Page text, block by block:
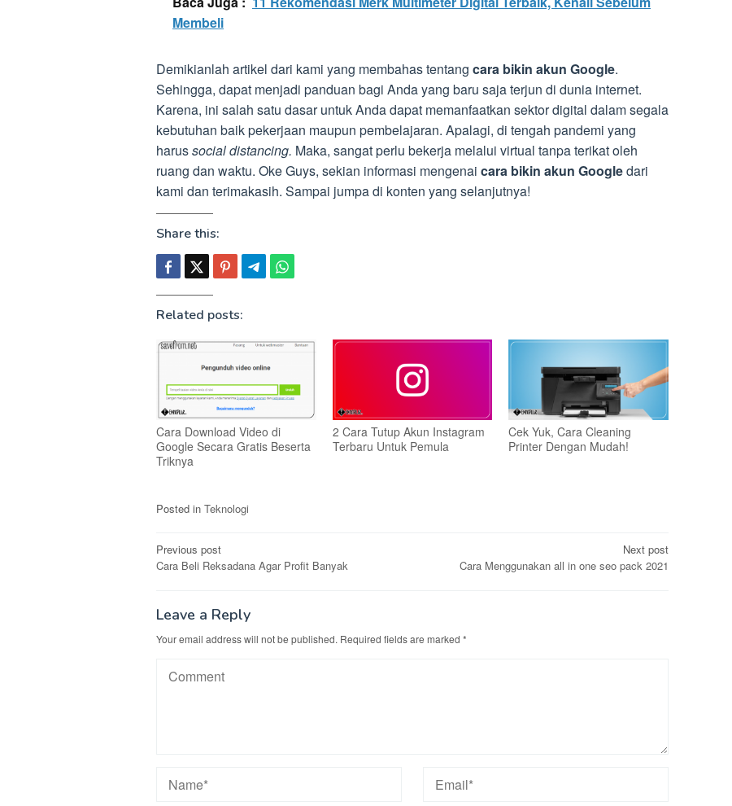
Membeli
Demikianlah artikel dari kami yang membahas tentang cara bikin akun Google.
Sehingga, dapat menjadi panduan bagi Anda yang baru saja terjun di dunia internet.
Karena, ini salah satu dasar untuk Anda dapat memanfaatkan sektor digital dalam segala
kebutuhan baik pekerjaan maupun pembelajaran. Apalagi, di tengah pandemi yang
harussocial distancing. Maka, sangat perlu bekerja melalui virtual tanpa terikat oleh
ruang dan waktu. Oke Guys, sekian informasi mengenai cara bikin akun Googledari
kami dan terimakasih. Sampai jumpa di konten yang selanjutnya!
Share this:
Related posts:
Cara Download Video di
Google Secara Gratis Beserta
Triknya
2 Cara Tutup Akun Instagram
Terbaru Untuk Pemula
Cek Yuk, Cara Cleaning
Printer Dengan Mudah!
Posted in Teknologi
Post
navigation
Previous post
Cara Beli Reksadana Agar Profit Banyak
Next post
Cara Menggunakan all in one seo pack 2021
Leave a Reply
Your email address will not be published. Required fields are marked *